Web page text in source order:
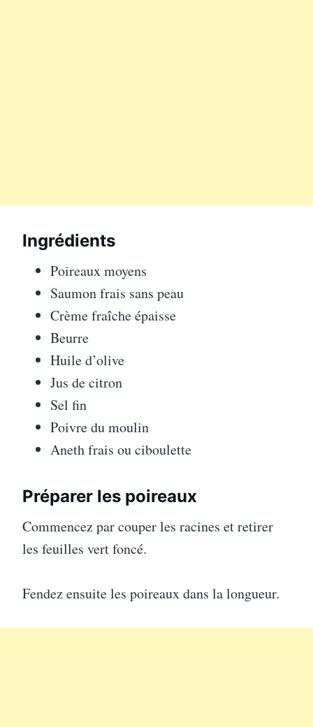
Ingrédients
Poireaux moyens
Saumon frais sans peau
Crème fraîche épaisse
Beurre
Huile d’olive
Jus de citron
Sel fin
Poivre du moulin
Aneth frais ou ciboulette
Préparer les poireaux
Commencez par couper les racines et retirer
les feuilles vert foncé.
Fendez ensuite les poireaux dans la longueur.